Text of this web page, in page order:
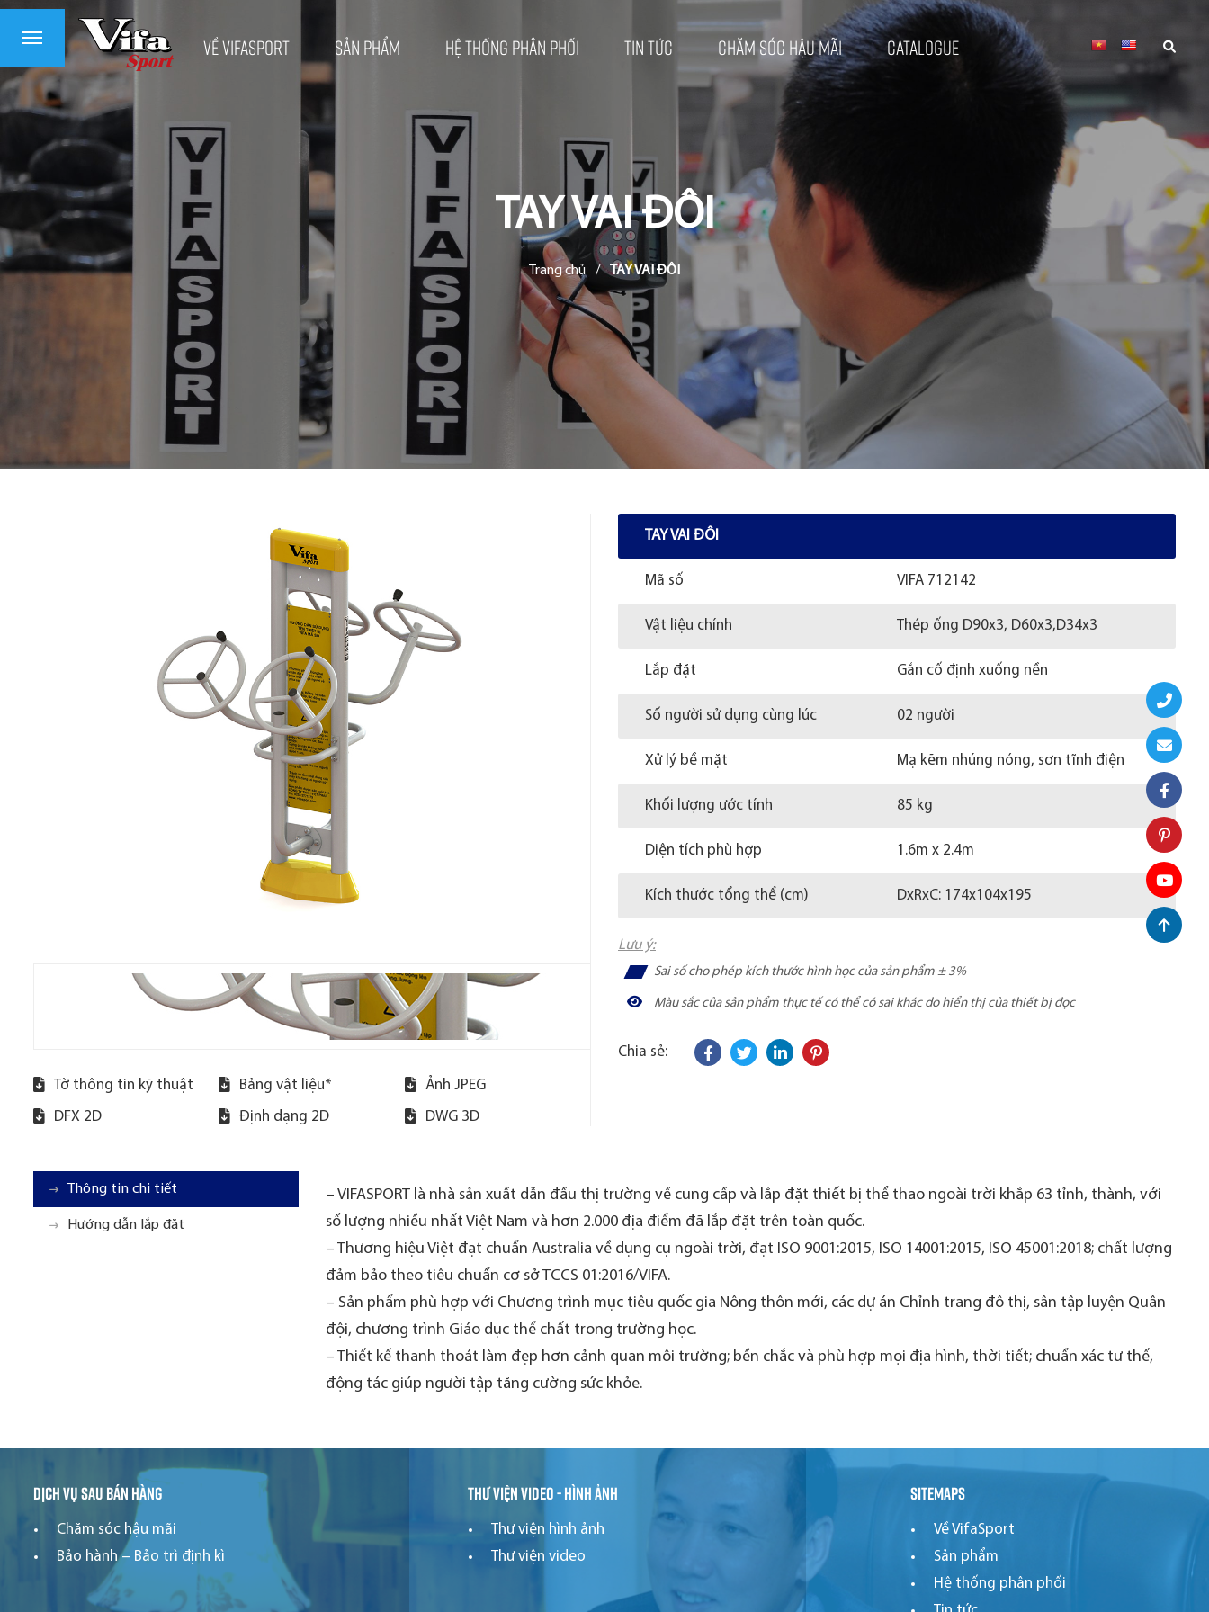
Về VifaSport Sản phẩm Hệ thống phân phối Tin tức Chăm sóc hậu mãi Catalogue
TAY VAI ĐÔI
Trang chủ / TAY VAI ĐÔI
Tờ thông tin kỹ thuật Bảng vật liệu* Ảnh JPEG
DFX 2D Định dạng 2D DWG 3D
TAY VAI ĐÔI
Mã số VIFA 712142
Vật liệu chính Thép ống D90x3, D60x3,D34x3
Lắp đặt Gắn cố định xuống nền
Số người sử dụng cùng lúc 02 người
Xử lý bề mặt Mạ kẽm nhúng nóng, sơn tĩnh điện
Khối lượng ước tính 85 kg
Diện tích phù hợp 1.6m x 2.4m
Kích thước tổng thể (cm) DxRxC: 174x104x195
Lưu ý:
Sai số cho phép kích thước hình học của sản phẩm ± 3%
Màu sắc của sản phẩm thực tế có thể có sai khác do hiển thị của thiết bị đọc
Chia sẻ:
Thông tin chi tiết
Hướng dẫn lắp đặt
– VIFASPORT là nhà sản xuất dẫn đầu thị trường về cung cấp và lắp đặt thiết bị thể thao ngoài trời khắp 63 tỉnh, thành, với
số lượng nhiều nhất Việt Nam và hơn 2.000 địa điểm đã lắp đặt trên toàn quốc.
– Thương hiệu Việt đạt chuẩn Australia về dụng cụ ngoài trời, đạt ISO 9001:2015, ISO 14001:2015, ISO 45001:2018; chất lượng
đảm bảo theo tiêu chuẩn cơ sở TCCS 01:2016/VIFA.
– Sản phẩm phù hợp với Chương trình mục tiêu quốc gia Nông thôn mới, các dự án Chỉnh trang đô thị, sân tập luyện Quân
đội, chương trình Giáo dục thể chất trong trường học.
– Thiết kế thanh thoát làm đẹp hơn cảnh quan môi trường; bền chắc và phù hợp mọi địa hình, thời tiết; chuẩn xác tư thế,
động tác giúp người tập tăng cường sức khỏe.
Dịch vụ sau bán hàng
Chăm sóc hậu mãi
Bảo hành – Bảo trì định kì
Thư viện video - hình ảnh
Thư viện hình ảnh
Thư viện video
Sitemaps
Về VifaSport
Sản phẩm
Hệ thống phân phối